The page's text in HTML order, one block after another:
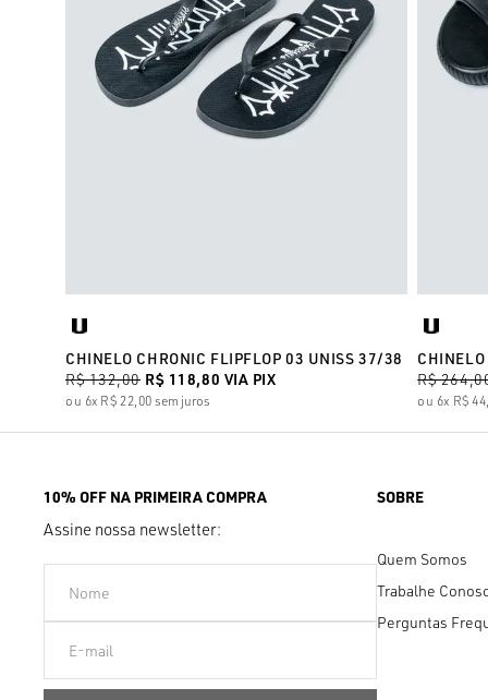
CHINELO CHRONIC FLIPFLOP 03 UNISS 37/38
R$ 118,80 VIA PIX
R$ 132,00
6x R$ 22,00sem juros
R$
6x R$
10% OFF NA PRIMEIRA COMPRA
Assine nossa newsletter:
SOBRE
Quem Somos
Trabalhe
Perguntas